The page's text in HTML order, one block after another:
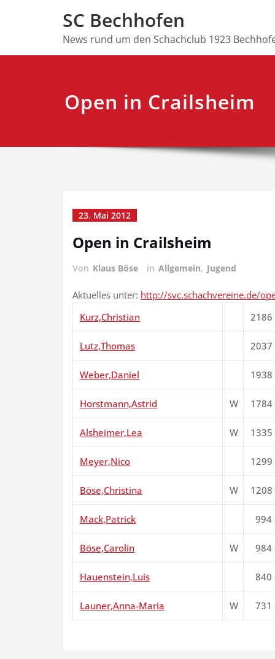
SC Bechhofen
News rund um den Schachclub 1923
Open in Crailsheim
23. Mai 2012
Open in Crailsheim
Von Klaus Böse in Allgemein, Jugend
Aktuelles unter: http://svc.schachvereine.de/
Kurz,Christian
Lutz,Thomas
Weber,Daniel
Horstmann,Astrid W 1784
Alsheimer,Lea W
Meyer,Nico
Böse,Christina W
Mack,Patrick 994
Böse,Carolin W 984
Hauenstein,Luis
Launer,Anna-Maria W